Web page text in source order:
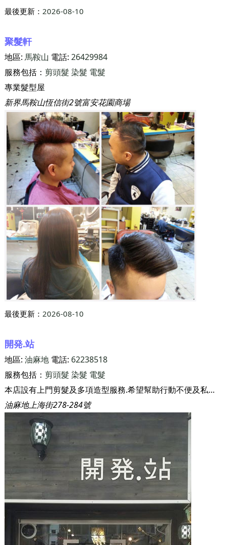
最後更新： 2026-08-10
聚髮軒
地區: 馬鞍山 電話: 26429984
服務包括： 剪頭髮 染髮 電髮
專業髮型屋
新界馬鞍山恆信街2號富安花園商場
最後更新： 2026-08-10
開発.站
地區: 油麻地電話: 62238518
服務包括： 剪頭髮 染髮 電髮
本店設有上門剪髮及多項造型服務.希望幫助行動不便及私隱度高的客人.能讓每位客人都能坐在家中.也能享受專業髮型師提供的服務。
油麻地上海街278-284號